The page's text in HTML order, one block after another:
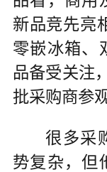
新品竞先亮
零嵌冰箱、
品备受关注
批采购商参
很多采
势复杂，但